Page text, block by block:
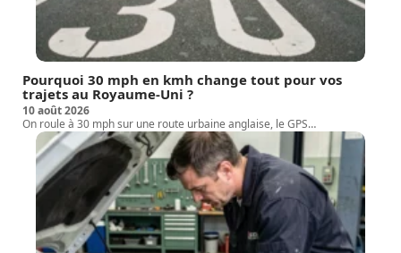
Pourquoi 30 mph en kmh change tout pour vos
trajets au Royaume-Uni ?
10 août 2026
On roule à 30 mph sur une route urbaine anglaise, le GPS…